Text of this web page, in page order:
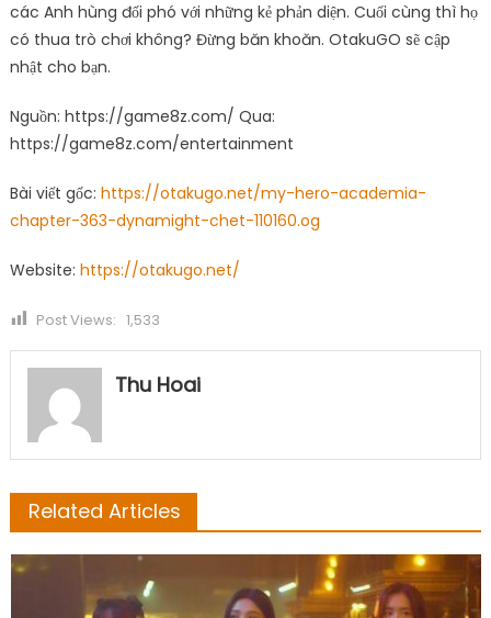
các Anh hùng đối phó với những kẻ phản diện. Cuối cùng thì họ
có thua trò chơi không? Đừng băn khoăn. OtakuGO sẽ cập
nhật cho bạn.
Nguồn: https://game8z.com/ Qua:
https://game8z.com/entertainment
Bài viết gốc: https://otakugo.net/my-hero-academia-
chapter-363-dynamight-chet-110160.og
Website: https://otakugo.net/
Post Views: 1,533
Thu Hoai
Related Articles